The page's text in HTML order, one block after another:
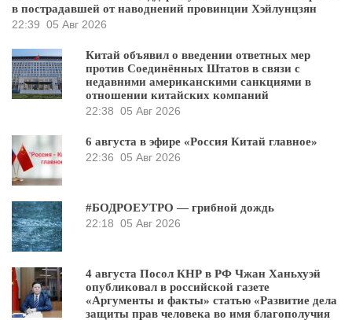
в пострадавшей от наводнений провинции Хэйлунцзян
22:39 05 Авг 2026
Китай объявил о введении ответных мер
против Соединённых Штатов в связи с
недавними американскими санкциями в
отношении китайских компаний
22:38 05 Авг 2026
6 августа в эфире «Россия Китай главное»
22:36 05 Авг 2026
#БОДРОЕУТРО — грибной дождь
22:18 05 Авг 2026
4 августа Посол КНР в РФ Чжан Ханьхуэй
опубликовал в российской газете
«Аргументы и факты» статью «Развитие дела
защиты прав человека во имя благополучия